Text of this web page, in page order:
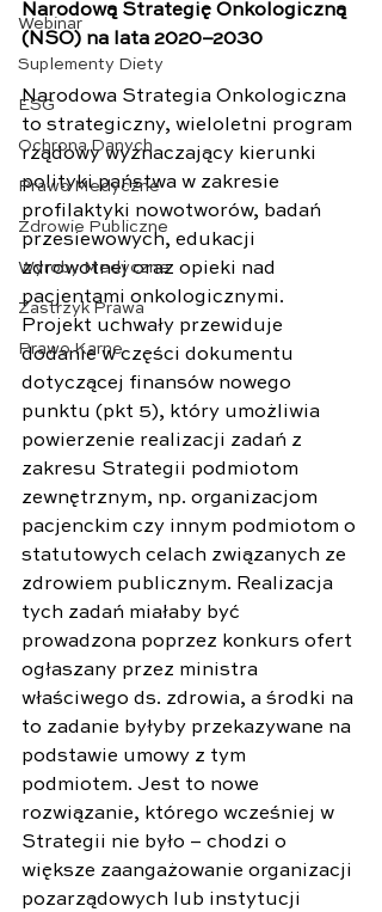
Webinar
Suplementy Diety
ESG
Ochrona Danych
Prawo Medyczne
Zdrowie Publiczne
Wyroby Medyczne
Zastrzyk Prawa
Prawo Karne
Narodową Strategię Onkologiczną
(NSO) na lata 2020–2030
Narodowa Strategia Onkologiczna
to strategiczny, wieloletni program
rządowy wyznaczający kierunki
polityki państwa w zakresie
profilaktyki nowotworów, badań
przesiewowych, edukacji
zdrowotnej oraz opieki nad
pacjentami onkologicznymi.
Projekt uchwały przewiduje
dodanie w części dokumentu
dotyczącej finansów nowego
punktu (pkt 5), który umożliwia
powierzenie realizacji zadań z
zakresu Strategii podmiotom
zewnętrznym, np. organizacjom
pacjenckim czy innym podmiotom o
statutowych celach związanych ze
zdrowiem publicznym. Realizacja
tych zadań miałaby być
prowadzona poprzez konkurs ofert
ogłaszany przez ministra
właściwego ds. zdrowia, a środki na
to zadanie byłyby przekazywane na
podstawie umowy z tym
podmiotem. Jest to nowe
rozwiązanie, którego wcześniej w
Strategii nie było – chodzi o
większe zaangażowanie organizacji
pozarządowych lub instytucji